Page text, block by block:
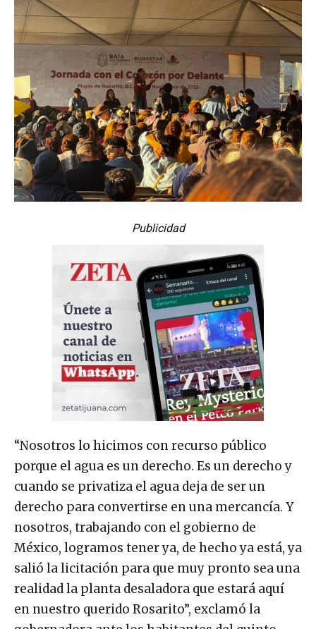
Publicidad
“Nosotros lo hicimos con recurso público
porque el agua es un derecho. Es un derecho y
cuando se privatiza el agua deja de ser un
derecho para convertirse en una mercancía. Y
nosotros, trabajando con el gobierno de
México, logramos tener ya, de hecho ya está, ya
salió la licitación para que muy pronto sea una
realidad la planta desaladora que estará aquí
en nuestro querido Rosarito”, exclamó la